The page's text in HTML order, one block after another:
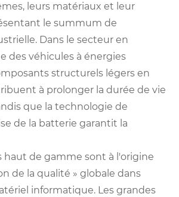
leurs matériaux et leur
le summum de
Dans le secteur en
des véhicules à énergies
structurels légers en
à prolonger la durée de vie
que la technologie de
de la batterie garantit la
haut de gamme sont à l'origine
de la qualité » globale dans
informatique. Les grandes